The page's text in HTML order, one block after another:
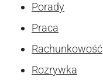
Porady
Praca
Rachunkowość
Rozrywka